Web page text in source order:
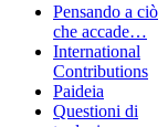
Pensando a ciò
che accade…
International
Contributions
Paideia
Questioni di